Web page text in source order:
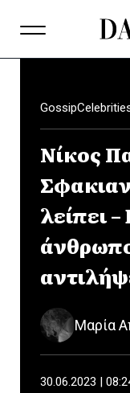
Gossip
Νίκος
λείπει –
Μαρία
30.06.2023 |